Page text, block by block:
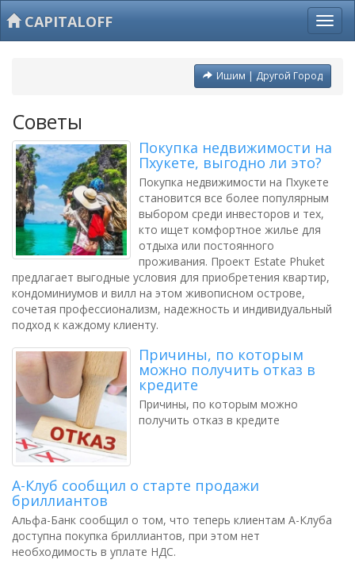
CAPITALOFF
Ишим | Другой Город
Советы
Покупка недвижимости на
Пхукете, выгодно ли это?
Покупка недвижимости на Пхукете
становится все более популярным
выбором среди инвесторов и тех,
кто ищет комфортное жилье для
отдыха или постоянного
проживания. Проект Estate Phuket
предлагает выгодные условия для приобретения квартир,
кондоминиумов и вилл на этом живописном острове,
сочетая профессионализм, надежность и индивидуальный
подход к каждому клиенту.
Причины, по которым
можно получить отказ в
кредите
Причины, по которым можно
получить отказ в кредите
А-Клуб сообщил о старте продажи
бриллиантов
Альфа-Банк сообщил о том, что теперь клиентам А-Клуба
доступна покупка бриллиантов, при этом нет
необходимость в уплате НДС.